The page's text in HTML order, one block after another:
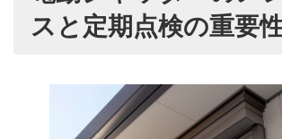
スと定期点検の重要